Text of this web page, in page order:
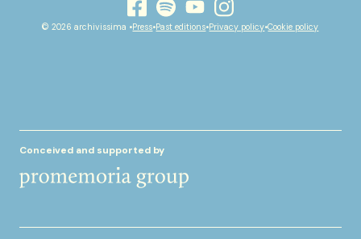
facebook
spotifyyoutubeinstagram
© 2026 archivissima •Press•Past editions•Privacy policy•Cookie policy
Conceived and supported by